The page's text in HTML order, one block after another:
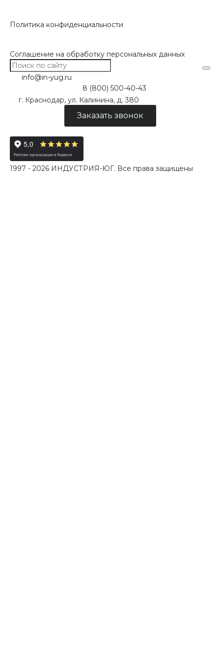
Политика конфиденциальности
Соглашение на обработку персональных данных
info@in-yug.ru
8 (800) 500-40-43
г. Краснодар, ул. Калинина, д. 380
Заказать звонок
1997 - 2026 ИНДУСТРИЯ-ЮГ. Все права защищены